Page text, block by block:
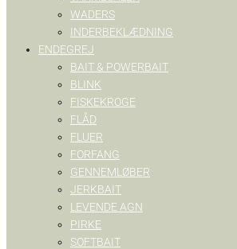
WADERS
INDERBEKLÆDNING
ENDEGREJ
BAIT & POWERBAIT
BLINK
FISKEKROGE
FLÅD
FLUER
FORFANG
GENNEMLØBER
JERKBAIT
LEVENDE AGN
PIRKE
SOFTBAIT